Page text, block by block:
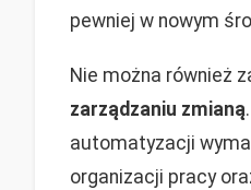
pewniej w nowym
Nie można również
zarządzaniu zmianą
automatyzacji
organizacji pracy